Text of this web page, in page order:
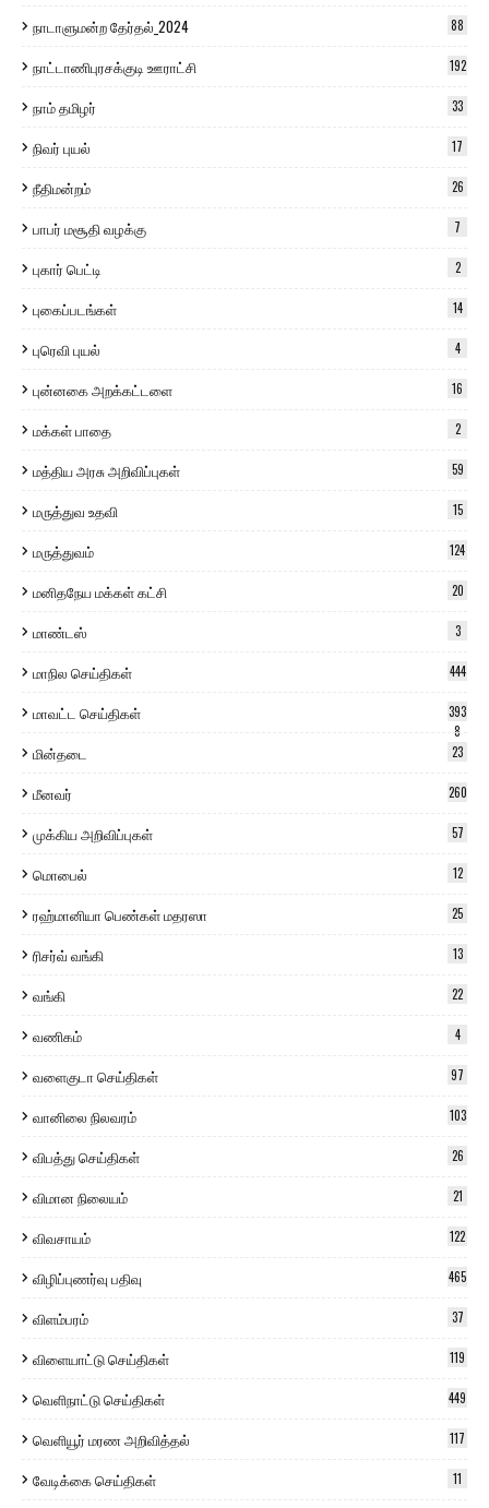
நாடாளுமன்ற தேர்தல்_2024 88
நாட்டாணிபுரசக்குடி ஊராட்சி 192
நாம் தமிழர் 33
நிவர் புயல் 17
நீதிமன்றம் 26
பாபர் மசூதி வழக்கு 7
புகார் பெட்டி 2
புகைப்படங்கள் 14
புரெவி புயல் 4
புன்னகை அறக்கட்டளை 16
மக்கள் பாதை 2
மத்திய அரசு அறிவிப்புகள் 59
மருத்துவ உதவி 15
மருத்துவம் 124
மனிதநேய மக்கள் கட்சி 20
மாண்டஸ் 3
மாநில செய்திகள் 444
மாவட்ட செய்திகள்
393
8
மின்தடை 23
மீனவர் 260
முக்கிய அறிவிப்புகள் 57
மொபைல் 12
ரஹ்மானியா பெண்கள் மதரஸா 25
ரிசர்வ் வங்கி 13
வங்கி 22
வணிகம் 4
வளைகுடா செய்திகள் 97
வானிலை நிலவரம் 103
விபத்து செய்திகள் 26
விமான நிலையம் 21
விவசாயம் 122
விழிப்புணர்வு பதிவு 465
விளம்பரம் 37
விளையாட்டு செய்திகள் 119
வெளிநாட்டு செய்திகள் 449
வெளியூர் மரண அறிவித்தல் 117
வேடிக்கை செய்திகள் 11